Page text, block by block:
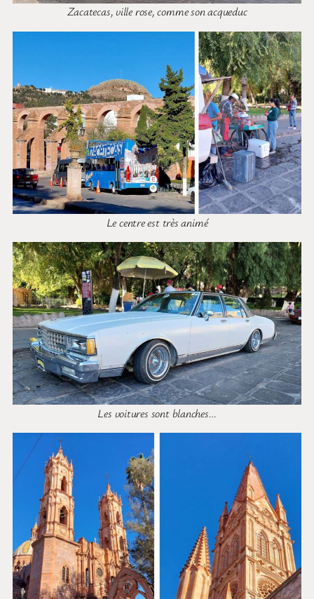
Zacatecas, ville rose, comme son acqueduc
Le centre est très animé
Les voitures sont blanches…